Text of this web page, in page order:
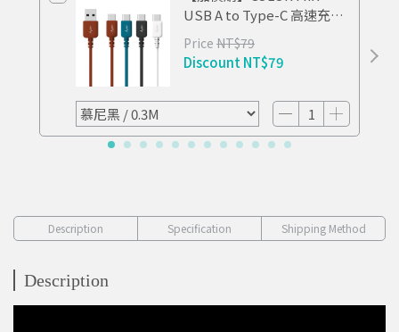
USB A to Type-C 高速充電
傳輸線 0.3M
Price NT$79
Discount NT$79
Description Specification Shipping Method
Description